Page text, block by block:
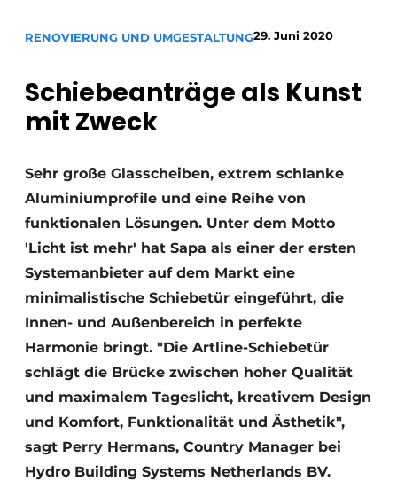
Geschichte
Metadaten
Ein Stellenangebot registrieren
Videos
RENOVIERUNG UND UMGESTALTUNG29. Juni 2020
Schiebeanträge als Kunst
mit Zweck
Sehr große Glasscheiben, extrem schlanke
Aluminiumprofile und eine Reihe von
funktionalen Lösungen. Unter dem Motto
'Licht ist mehr' hat Sapa als einer der ersten
Systemanbieter auf dem Markt eine
minimalistische Schiebetür eingeführt, die
Innen- und Außenbereich in perfekte
Harmonie bringt. "Die Artline-Schiebetür
schlägt die Brücke zwischen hoher Qualität
und maximalem Tageslicht, kreativem Design
und Komfort, Funktionalität und Ästhetik",
sagt Perry Hermans, Country Manager bei
Hydro Building Systems Netherlands BV.